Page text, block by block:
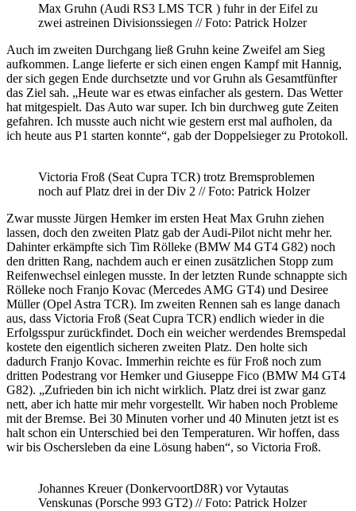
Max Gruhn (Audi RS3 LMS TCR ) fuhr in der Eifel zu
zwei astreinen Divisionssiegen // Foto: Patrick Holzer
Auch im zweiten Durchgang ließ Gruhn keine Zweifel am Sieg
aufkommen. Lange lieferte er sich einen engen Kampf mit Hannig,
der sich gegen Ende durchsetzte und vor Gruhn als Gesamtfünfter
das Ziel sah. „Heute war es etwas einfacher als gestern. Das Wetter
hat mitgespielt. Das Auto war super. Ich bin durchweg gute Zeiten
gefahren. Ich musste auch nicht wie gestern erst mal aufholen, da
ich heute aus P1 starten konnte“, gab der Doppelsieger zu Protokoll.
Victoria Froß (Seat Cupra TCR) trotz Bremsproblemen
noch auf Platz drei in der Div 2 // Foto: Patrick Holzer
Zwar musste Jürgen Hemker im ersten Heat Max Gruhn ziehen
lassen, doch den zweiten Platz gab der Audi-Pilot nicht mehr her.
Dahinter erkämpfte sich Tim Rölleke (BMW M4 GT4 G82) noch
den dritten Rang, nachdem auch er einen zusätzlichen Stopp zum
Reifenwechsel einlegen musste. In der letzten Runde schnappte sich
Rölleke noch Franjo Kovac (Mercedes AMG GT4) und Desiree
Müller (Opel Astra TCR). Im zweiten Rennen sah es lange danach
aus, dass Victoria Froß (Seat Cupra TCR) endlich wieder in die
Erfolgsspur zurückfindet. Doch ein weicher werdendes Bremspedal
kostete den eigentlich sicheren zweiten Platz. Den holte sich
dadurch Franjo Kovac. Immerhin reichte es für Froß noch zum
dritten Podestrang vor Hemker und Giuseppe Fico (BMW M4 GT4
G82). „Zufrieden bin ich nicht wirklich. Platz drei ist zwar ganz
nett, aber ich hatte mir mehr vorgestellt. Wir haben noch Probleme
mit der Bremse. Bei 30 Minuten vorher und 40 Minuten jetzt ist es
halt schon ein Unterschied bei den Temperaturen. Wir hoffen, dass
wir bis Oschersleben da eine Lösung haben“, so Victoria Froß.
Johannes Kreuer (DonkervoortD8R) vor Vytautas
Venskunas (Porsche 993 GT2) // Foto: Patrick Holzer